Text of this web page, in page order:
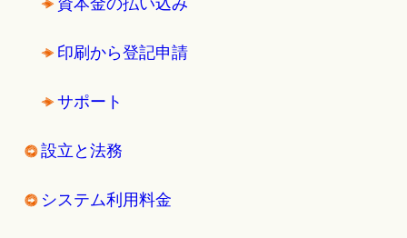
印刷から登記申請
サポート
設立と法務
システム利用料金